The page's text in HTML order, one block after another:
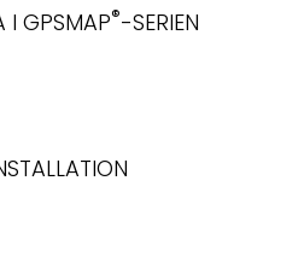
I GPSMAP®-SERIEN